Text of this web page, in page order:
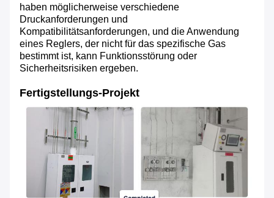
haben möglicherweise verschiedene
Druckanforderungen und
Kompatibilitätsanforderungen, und die Anwendung
eines Reglers, der nicht für das spezifische Gas
bestimmt ist, kann Funktionsstörung oder
Sicherheitsrisiken ergeben.
Fertigstellungs-Projekt